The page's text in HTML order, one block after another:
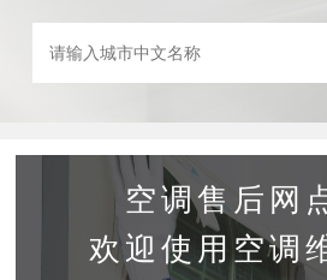
空调售后网
欢迎使用空调